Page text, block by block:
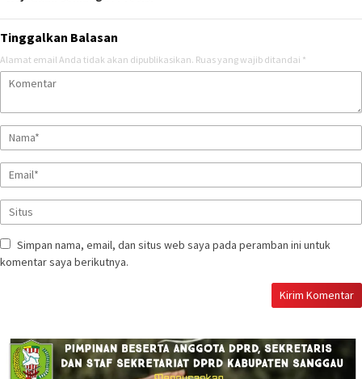
Tinggalkan Balasan
Alamat email Anda tidak akan dipublikasikan. Ruas yang wajib ditandai *
Simpan nama, email, dan situs web saya pada peramban ini untuk
komentar saya berikutnya.